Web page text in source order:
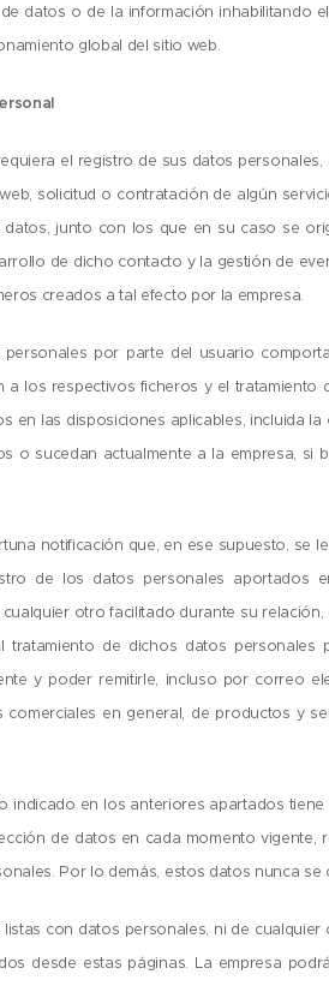
datos o de la información inhabilitando
global del sitio web.
el registro de sus datos
solicitud o contratación de algún
junto con los que en su caso se
de dicho contacto y la gestión de
creados a tal efecto por la empresa.
por parte del usuario
a los respectivos ficheros y el
en las disposiciones aplicables, incluida
o sucedan actualmente a la empresa, si
notificación que, en ese supuesto, se
de los datos personales aportados
otro facilitado durante su
de dichos datos
y poder remitirle, incluso por correo
en general, de productos y
indicado en los anteriores apartados
de datos en cada momento vigente,
Por lo demás, estos datos nunca se
con datos personales, ni de
desde estas páginas. La empresa